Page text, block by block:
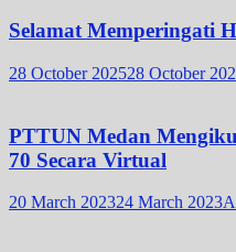
Selamat Memperingati
28 October 202528 October
PTTUN Medan
70 Secara Virtual
20 March 202324 March 2023